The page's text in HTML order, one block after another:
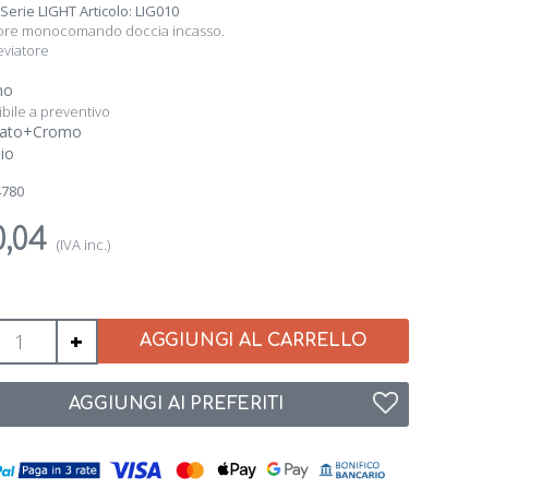
Serie LIGHT Articolo: LIG010
monocomando doccia incasso.
a preventivo
(IVA inc.)
+ AGGIUNGI AL CARRELLO
AGGIUNGI AI PREFERITI